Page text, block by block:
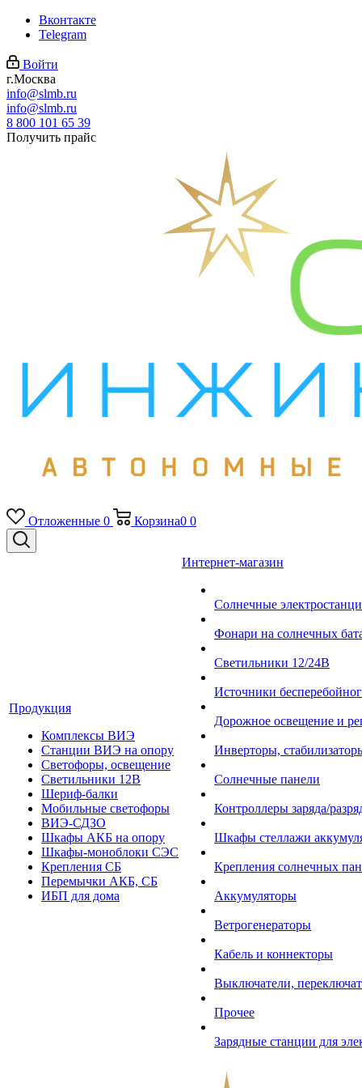
Вконтакте
Telegram
Войти
г.Москва
info@slmb.ru
info@slmb.ru
8 800 101 65 39
Получить прайс
Отложенные 0 Корзина0 0
Продукция
Комплексы ВИЭ
Станции ВИЭ на опору
Светофоры, освещение
Светильники 12В
Шериф-балки
Мобильные светофоры
ВИЭ-СДЗО
Шкафы АКБ на опору
Шкафы-моноблоки СЭС
Крепления СБ
Перемычки АКБ, СБ
ИБП для дома
Интернет-магазин
Солнечные
Фонари на солнечных
Светильники 12/24В
Источники
Дорожное освещение и
Инверторы,
Солнечные панели
Контроллеры заряда/
Шкафы стеллажи
Крепления солнечных
Аккумуляторы
Ветрогенераторы
Кабель и коннекторы
Выключатели,
Прочее
Зарядные станции для